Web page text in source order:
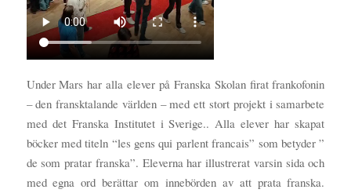
Under Mars har alla elever på Franska Skolan firat frankofonin
– den fransktalande världen – med ett stort projekt i samarbete
med det Franska Institutet i Sverige.. Alla elever har skapat
böcker med titeln “les gens qui parlent francais” som betyder ”
de som pratar franska”. Eleverna har illustrerat varsin sida och
med egna ord berättar om innebörden av att prata franska.